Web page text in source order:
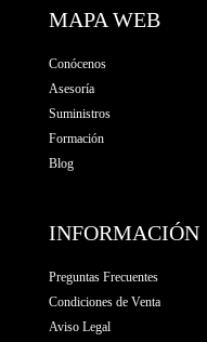
MAPA WEB
Conócenos
Asesoría
Suministros
Formación
Blog
INFORMACIÓN
Preguntas Frecuentes
Condiciones de Venta
Aviso Legal